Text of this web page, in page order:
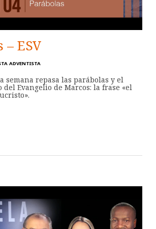
– ESV
ADVENTISTA
semana repasa las parábolas y el
Evangelio de Marcos: la frase «el